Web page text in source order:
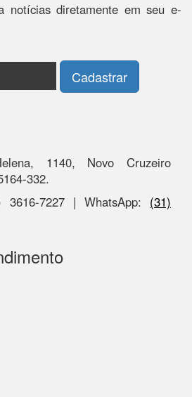
notícias diretamente em seu e-
1140, Novo Cruzeiro
332.
3616-7227 | WhatsApp: (31)